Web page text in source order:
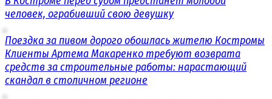
человек, ограбивший свою девушку
Поездка за пивом дорого обошлась жителю Костромы
Клиенты Артема Макаренко требуют возврата
средств за строительные работы: нарастающий
скандал в столичном регионе